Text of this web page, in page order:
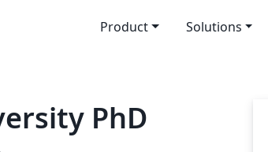
Product Solutions
PhD